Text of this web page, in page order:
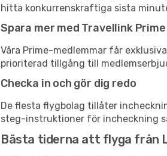
hitta konkurrenskraftiga sista
Spara mer med Travellink Prime
Våra Prime-medlemmar får
prioriterad tillgång till
Checka in och gör dig redo
De flesta flygbolag tillåter
steg-instruktioner för incheckning
Bästa tiderna att flyga från